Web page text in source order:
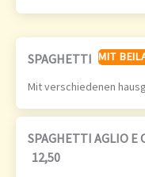
SPAGHETTI MIT
Mit verschiedenen
SPAGHETTI AGLIO E
12,50